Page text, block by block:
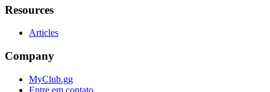
Resources
Articles
Company
MyClub.gg
Entre em contato